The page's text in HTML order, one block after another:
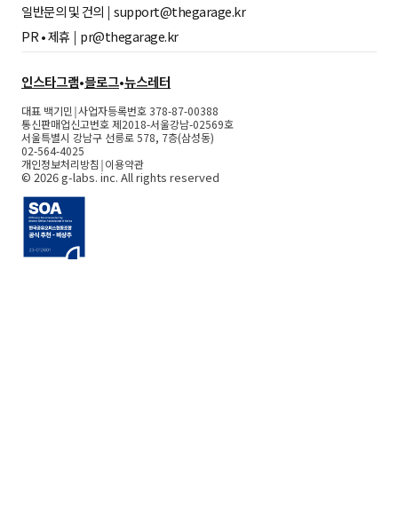
일반문의 및 건의 ￨ support@thegarage.kr
PR • 제휴 ￨ pr@thegarage.kr
인스타그램•블로그•뉴스레터
대표 백기민￨사업자등록번호 378-87-00388
통신판매업신고번호 제2018-서울강남-02569호
서울특별시 강남구 선릉로 578, 7층(삼성동)
02-564-4025
개인정보처리방침 ￨이용약관
© 2026 g-labs. inc. All rights reserved